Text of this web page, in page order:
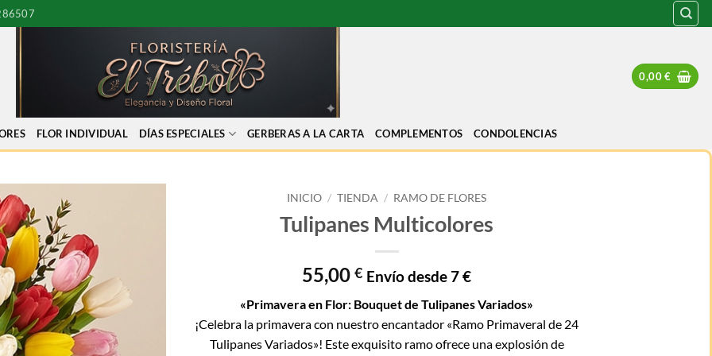
0,00€
FLOR INDIVIDUAL DÍAS ESPECIALES GERBERAS A LA CARTA COMPLEMENTOS CONDOLENCIAS
INICIO / TIENDA / RAMO DE FLORES
Tulipanes Multicolores
55,00 € Envío desde 7 €
«Primavera en Flor: Bouquet de Tulipanes Variados»
¡Celebra la primavera con nuestro encantador «Ramo Primaveral de 24
Tulipanes Variados»! Este exquisito ramo ofrece una explosión de